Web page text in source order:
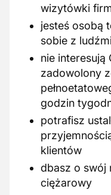
wizytówki
jesteś osobą
sobie z
nie interesują
zadowolony
godzin
potrafisz
klientów
dbasz o swój
ciężarowy